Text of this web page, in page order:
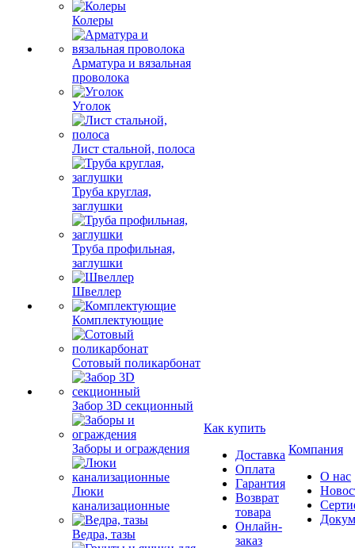
Колеры
Арматура и вязальная
проволока
Уголок
Лист стальной, полоса
Труба круглая,
заглушки
Труба профильная,
заглушки
Швеллер
Комплектующие
Сотовый поликарбонат
Забор 3D секционный
Заборы и ограждения
Люки
канализационные
Ведра, тазы
Как купить
Доставка
Оплата
Гарантия
Возврат
товара
Онлайн-
заказ
Компания
О нас